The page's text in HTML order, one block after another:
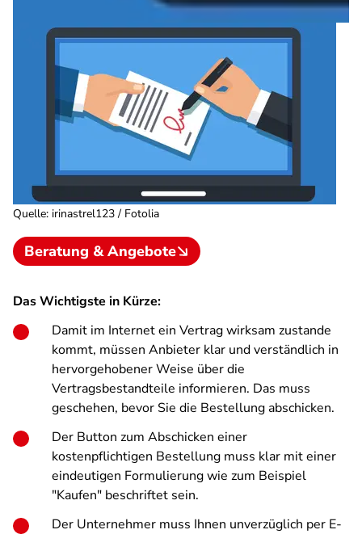
Quelle: irinastrel123 / Fotolia
Beratung & Angebote
Das Wichtigste in Kürze:
Damit im Internet ein Vertrag wirksam zustande
kommt, müssen Anbieter klar und verständlich in
hervorgehobener Weise über die
Vertragsbestandteile informieren. Das muss
geschehen, bevor Sie die Bestellung abschicken.
Der Button zum Abschicken einer
kostenpflichtigen Bestellung muss klar mit einer
eindeutigen Formulierung wie zum Beispiel
"Kaufen" beschriftet sein.
Der Unternehmer muss Ihnen unverzüglich per E-